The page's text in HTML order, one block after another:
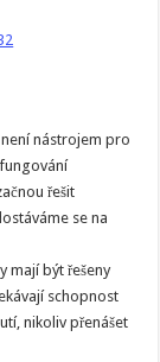
nástrojem pro
řešit
se na
mají být řešeny
schopnost
nikoliv přenášet